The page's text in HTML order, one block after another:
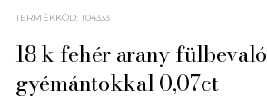
TERMÉKKÓD:104333
18 k fehér arany fülbevaló
gyémántokkal 0,07ct